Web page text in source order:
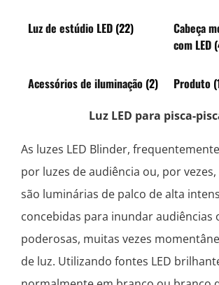
Luz de estúdio LED (22)
Cabeça
com LED
Acessórios de iluminação (2) Produto
Luz LED para pisca-
As luzes LED Blinder,
por luzes de audiência ou, por
são luminárias de palco de alta
concebidas para inundar audiências
poderosas, muitas vezes
de luz. Utilizando fontes LED